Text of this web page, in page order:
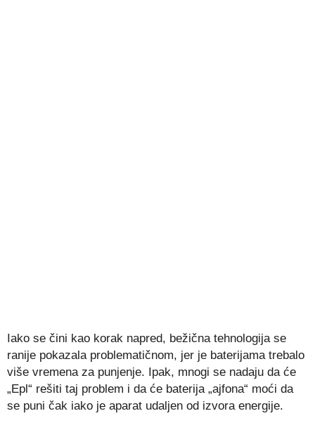
Iako se čini kao korak napred, bežična tehnologija se
ranije pokazala problematičnom, jer je baterijama trebalo
više vremena za punjenje. Ipak, mnogi se nadaju da će
„Epl“ rešiti taj problem i da će baterija „ajfona“ moći da
se puni čak iako je aparat udaljen od izvora energije.